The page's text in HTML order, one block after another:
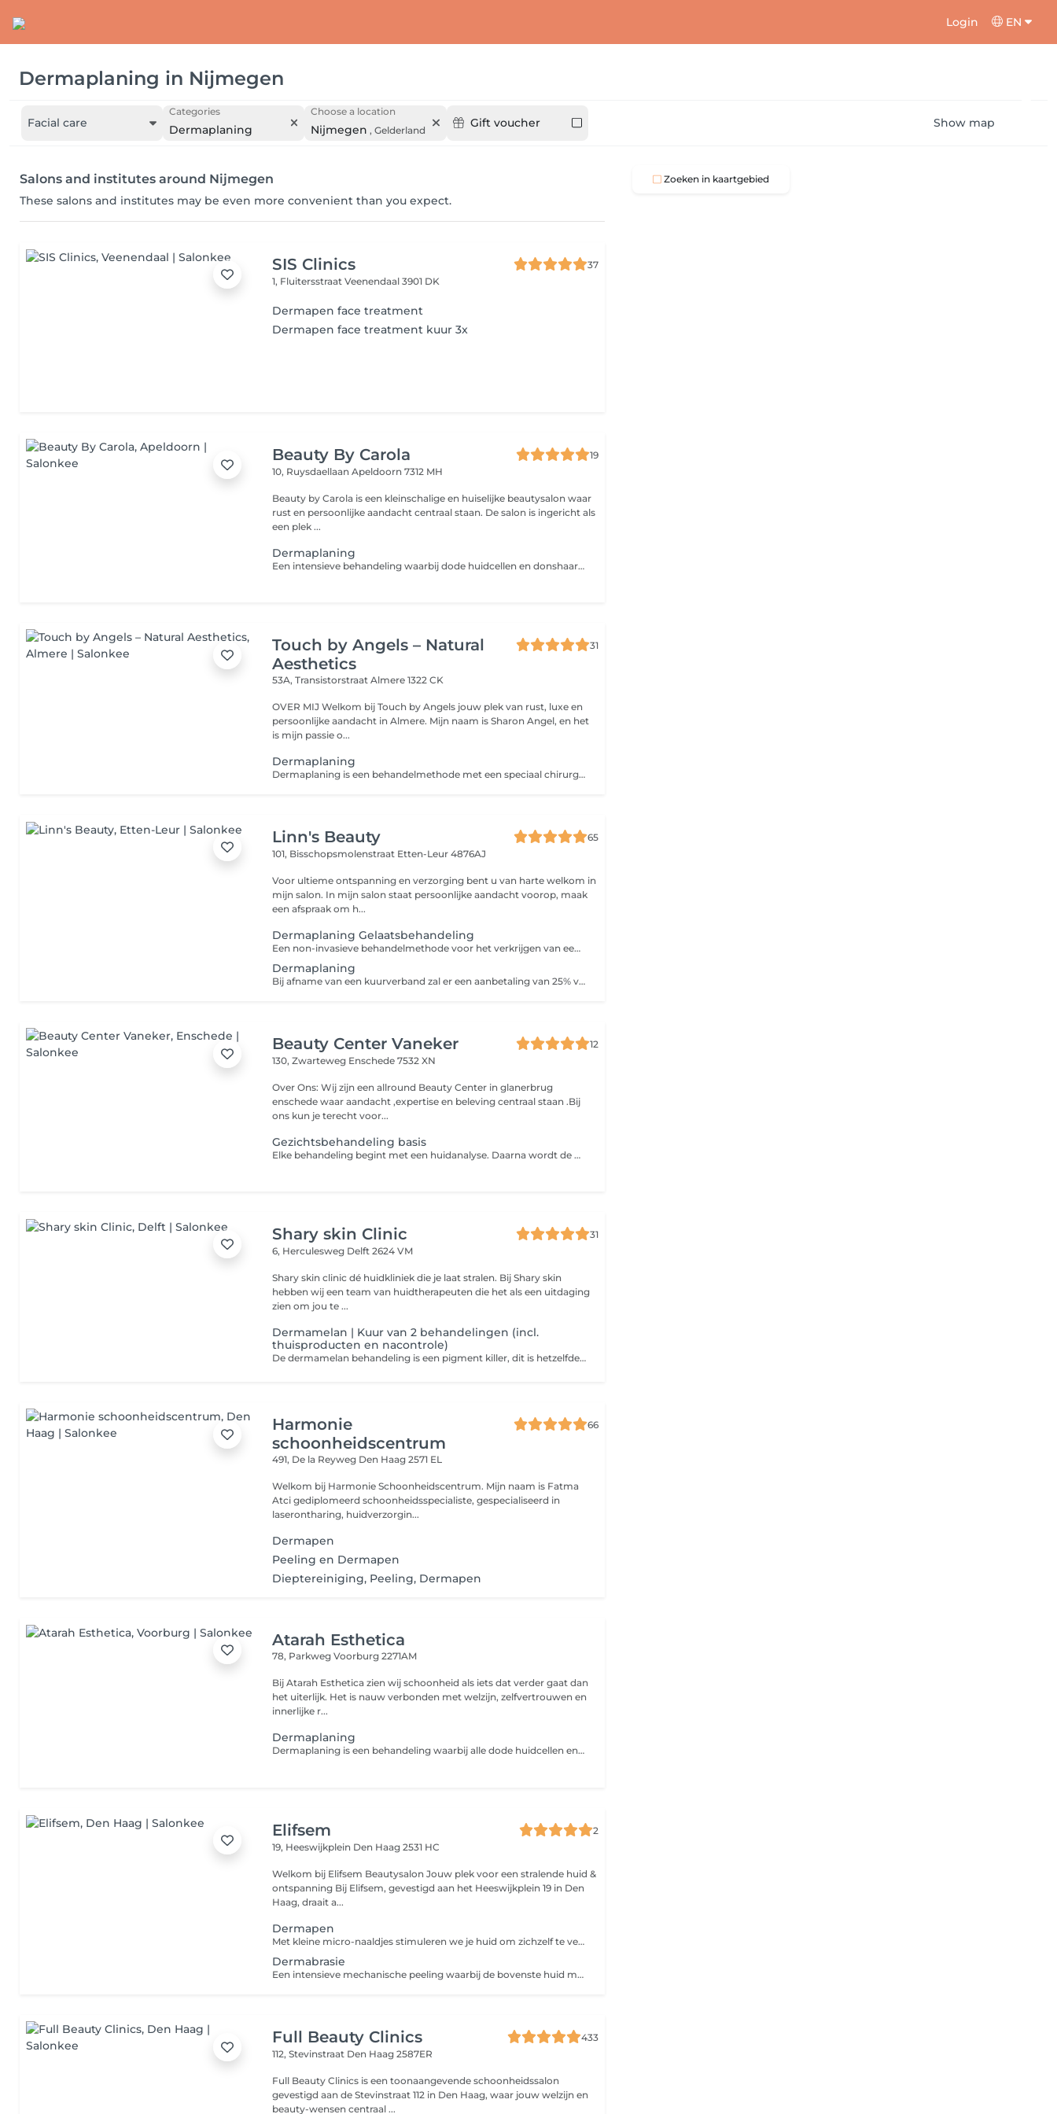
Login EN
Dermaplaning in Nijmegen
Facial care
Categories
Dermaplaning
Choose a location
Nijmegen , Gelderland
Gift voucher Show map
Salons and institutes around Nijmegen
These salons and institutes may be even more convenient than you expect.
SIS Clinics
37
1, FluitersstraatVeenendaal 3901 DK
Dermapen face treatment
Dermapen face treatment kuur 3x
Beauty By Carola
19
10, RuysdaellaanApeldoorn 7312 MH
Beauty by Carola is een kleinschalige en huiselijke beautysalon waar
rust en persoonlijke aandacht centraal staan. De salon is ingericht als
een plek ...
Dermaplaning
Een intensieve behandeling waarbij dode huidcellen en donshaartjes voorzichtig worden verwijderd. De huid wordt direct gladder, zachter en frisser, met een prachtige glow. Werkstoffen worden na de behandeling optimaal opgenomen. Geschikt voor: doffe huid, verdikte hoornlaag, oppervlakkige littekens, pigmentvlekjes en donshaartjes
Touch by Angels – Natural
Aesthetics
31
53A, TransistorstraatAlmere 1322 CK
OVER MIJ Welkom bij Touch by Angels jouw plek van rust, luxe en
persoonlijke aandacht in Almere. Mijn naam is Sharon Angel, en het
is mijn passie o...
Dermaplaning
Dermaplaning is een behandelmethode met een speciaal chirurgisch mesje voor het verwijderen van donshaartjes en dode huidcellen.
Linn's Beauty
65
101, Bisschopsmolenstraat Etten-Leur 4876AJ
Voor ultieme ontspanning en verzorging bent u van harte welkom in
mijn salon. In mijn salon staat persoonlijke aandacht voorop, maak
een afspraak om h...
Dermaplaning Gelaatsbehandeling
Een non-invasieve behandelmethode voor het verkrijgen van een stralende, frisse huid. Dermaplaning wordt uitgevoerd met een speciaal ontworpen chirurgisch mesje. Er wordt lichtjes met het speciale mesje over de huid geschraapt, maar zonder te schuren of de huid te beschadigen. Hierdoor worden kleine donshaartjes, dode huidcellen en vuil van het gezicht verwijderd. Het is een pijnloze behandeling. De behandeling is bovendien geschikt voor alle huidtypen. Exfoliatie voor een gladde huid zonder donshaartjes. ervaar een ultieme glow & verfriste teint.
Dermaplaning
Bij afname van een kuurverband zal er een aanbetaling van 25% vooraf aan de behandeling worden gevraagd. U heeft keuze uit 10% korting op één 3- 4 -5 of 6 afspraken kuurverband bij een volledige betaling. Of een Gratis verzorgend Oil elixer serum voor thuis gebruik. Er is ook de mogelijkheid voor betaling in 2 termijnen.
Beauty Center Vaneker
12
130, Zwarteweg Enschede 7532 XN
Over Ons: Wij zijn een allround Beauty Center in glanerbrug
enschede waar aandacht ,expertise en beleving centraal staan .Bij
ons kun je terecht voor...
Gezichtsbehandeling basis
Elke behandeling begint met een huidanalyse. Daarna wordt de huid grondig gereinigd en verzorgd, aangepast aan jou huidtype en wat je huid op dat moment nodig heeft .Voor wie snel resultaat wil is er onze basisbehandelingen. Reinigen, verzorgen, eventueel onzuiverheden verwijderen en afsluiten met een masker en dag crème. De huid voelt hierdoor schoner ,rustiger en zichtbaar frisser. Wij werken uitsluitend met lookx skincare
Shary skin Clinic
31
6, Herculesweg Delft 2624 VM
Shary skin clinic dé huidkliniek die je laat stralen. Bij Shary skin
hebben wij een team van huidtherapeuten die het als een uitdaging
zien om jou te ...
Dermamelan | Kuur van 2 behandelingen (incl.
thuisproducten en nacontrole)
De dermamelan behandeling is een pigment killer, dit is hetzelfde als de Cosmelan behandeling, maar deze is 30% sterker dan een Cosmelan behandeling.
Harmonie
schoonheidscentrum
66
491, De la Reyweg Den Haag 2571 EL
Welkom bij Harmonie Schoonheidscentrum. Mijn naam is Fatma
Atci gediplomeerd schoonheidsspecialiste, gespecialiseerd in
laserontharing, huidverzorgin...
Dermapen
Peeling en Dermapen
Dieptereiniging, Peeling, Dermapen
Atarah Esthetica
78, ParkwegVoorburg 2271AM
Bij Atarah Esthetica zien wij schoonheid als iets dat verder gaat dan
het uiterlijk. Het is nauw verbonden met welzijn, zelfvertrouwen en
innerlijke r...
Dermaplaning
Dermaplaning is een behandeling waarbij alle dode huidcellen en donsharen door middel van een, speciaal voor dermaplaning ontworpen, steriel chirurgisch mesje verwijderd worden. Het is een manuele exfoliatie techniek en zorgt direct voor een zachte, soepele en stralende huid.
Elifsem
2
19, Heeswijkplein Den Haag 2531 HC
Welkom bij Elifsem Beautysalon Jouw plek voor een stralende huid &
ontspanning Bij Elifsem, gevestigd aan het Heeswijkplein 19 in Den
Haag, draait a...
Dermapen
Met kleine micro-naaldjes stimuleren we je huid om zichzelf te vernieuwen. De dermapen helpt tegen het verminderen van littekens, het stimuleren van collageen en elastine, pigmentatie en grove poriën. Dit zorgt voor een stevigere en egale huid.
Dermabrasie
Een intensieve mechanische peeling waarbij de bovenste huid met fijne kristallen, op een zachte manier wordt verwijderd. Resultaat? Een gladdere en egalere huidstructuur. Dermabrasie is een intensieve en effectieve huid verbeterende behandeling waarbij de bovenste huidlagen gecontroleerd en voorzichtig worden afgeschaafd met behulp van fijne kristallen of diamantkopjes. Deze mechanische peeling verwijdert dode huidcellen en stimuleert de doorbloeding, waardoor de huid zich versneld gaat vernieuwen.
Full Beauty Clinics
433
112, Stevinstraat Den Haag 2587ER
Full Beauty Clinics is een toonaangevende schoonheidssalon
gevestigd aan de Stevinstraat 112 in Den Haag, waar jouw welzijn en
beauty-wensen centraal ...
Zoeken in kaartgebied